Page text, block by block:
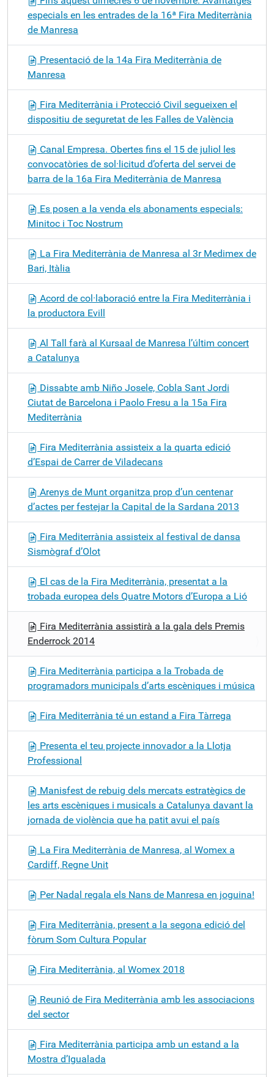
especials en les entrades de la 16ª Fira Mediterrània
de Manresa
Presentació de la 14a Fira Mediterrània de
Manresa
Fira Mediterrània i Protecció Civil segueixen el
dispositiu de seguretat de les Falles de València
Canal Empresa. Obertes fins el 15 de juliol les
convocatòries de sol·licitud d’oferta del servei de
barra de la 16a Fira Mediterrània de Manresa
Es posen a la venda els abonaments especials:
Minitoc i Toc Nostrum
La Fira Mediterrània de Manresa al 3r Medimex de
Bari, Itàlia
Acord de col·laboració entre la Fira Mediterrània i
la productora Evill
Al Tall farà al Kursaal de Manresa l’últim concert
a Catalunya
Dissabte amb Niño Josele, Cobla Sant Jordi
Ciutat de Barcelona i Paolo Fresu a la 15a Fira
Mediterrània
Fira Mediterrània assisteix a la quarta edició
d’Espai de Carrer de Viladecans
Arenys de Munt organitza prop d’un centenar
d’actes per festejar la Capital de la Sardana 2013
Fira Mediterrània assisteix al festival de dansa
Sismògraf d’Olot
El cas de la Fira Mediterrània, presentat a la
trobada europea dels Quatre Motors d’Europa a Lió
Fira Mediterrània assistirà a la gala dels Premis
Enderrock 2014
Fira Mediterrània participa a la Trobada de
programadors municipals d’arts escèniques i música
Fira Mediterrània té un estand a Fira Tàrrega
Presenta el teu projecte innovador a la Llotja
Professional
Manisfest de rebuig dels mercats estratègics de
les arts escèniques i musicals a Catalunya davant la
jornada de violència que ha patit avui el país
La Fira Mediterrània de Manresa, al Womex a
Cardiff, Regne Unit
Per Nadal regala els Nans de Manresa en joguina!
Fira Mediterrània, present a la segona edició del
fòrum Som Cultura Popular
Fira Mediterrània, al Womex 2018
Reunió de Fira Mediterrània amb les associacions
del sector
Fira Mediterrània participa amb un estand a la
Mostra d’Igualada